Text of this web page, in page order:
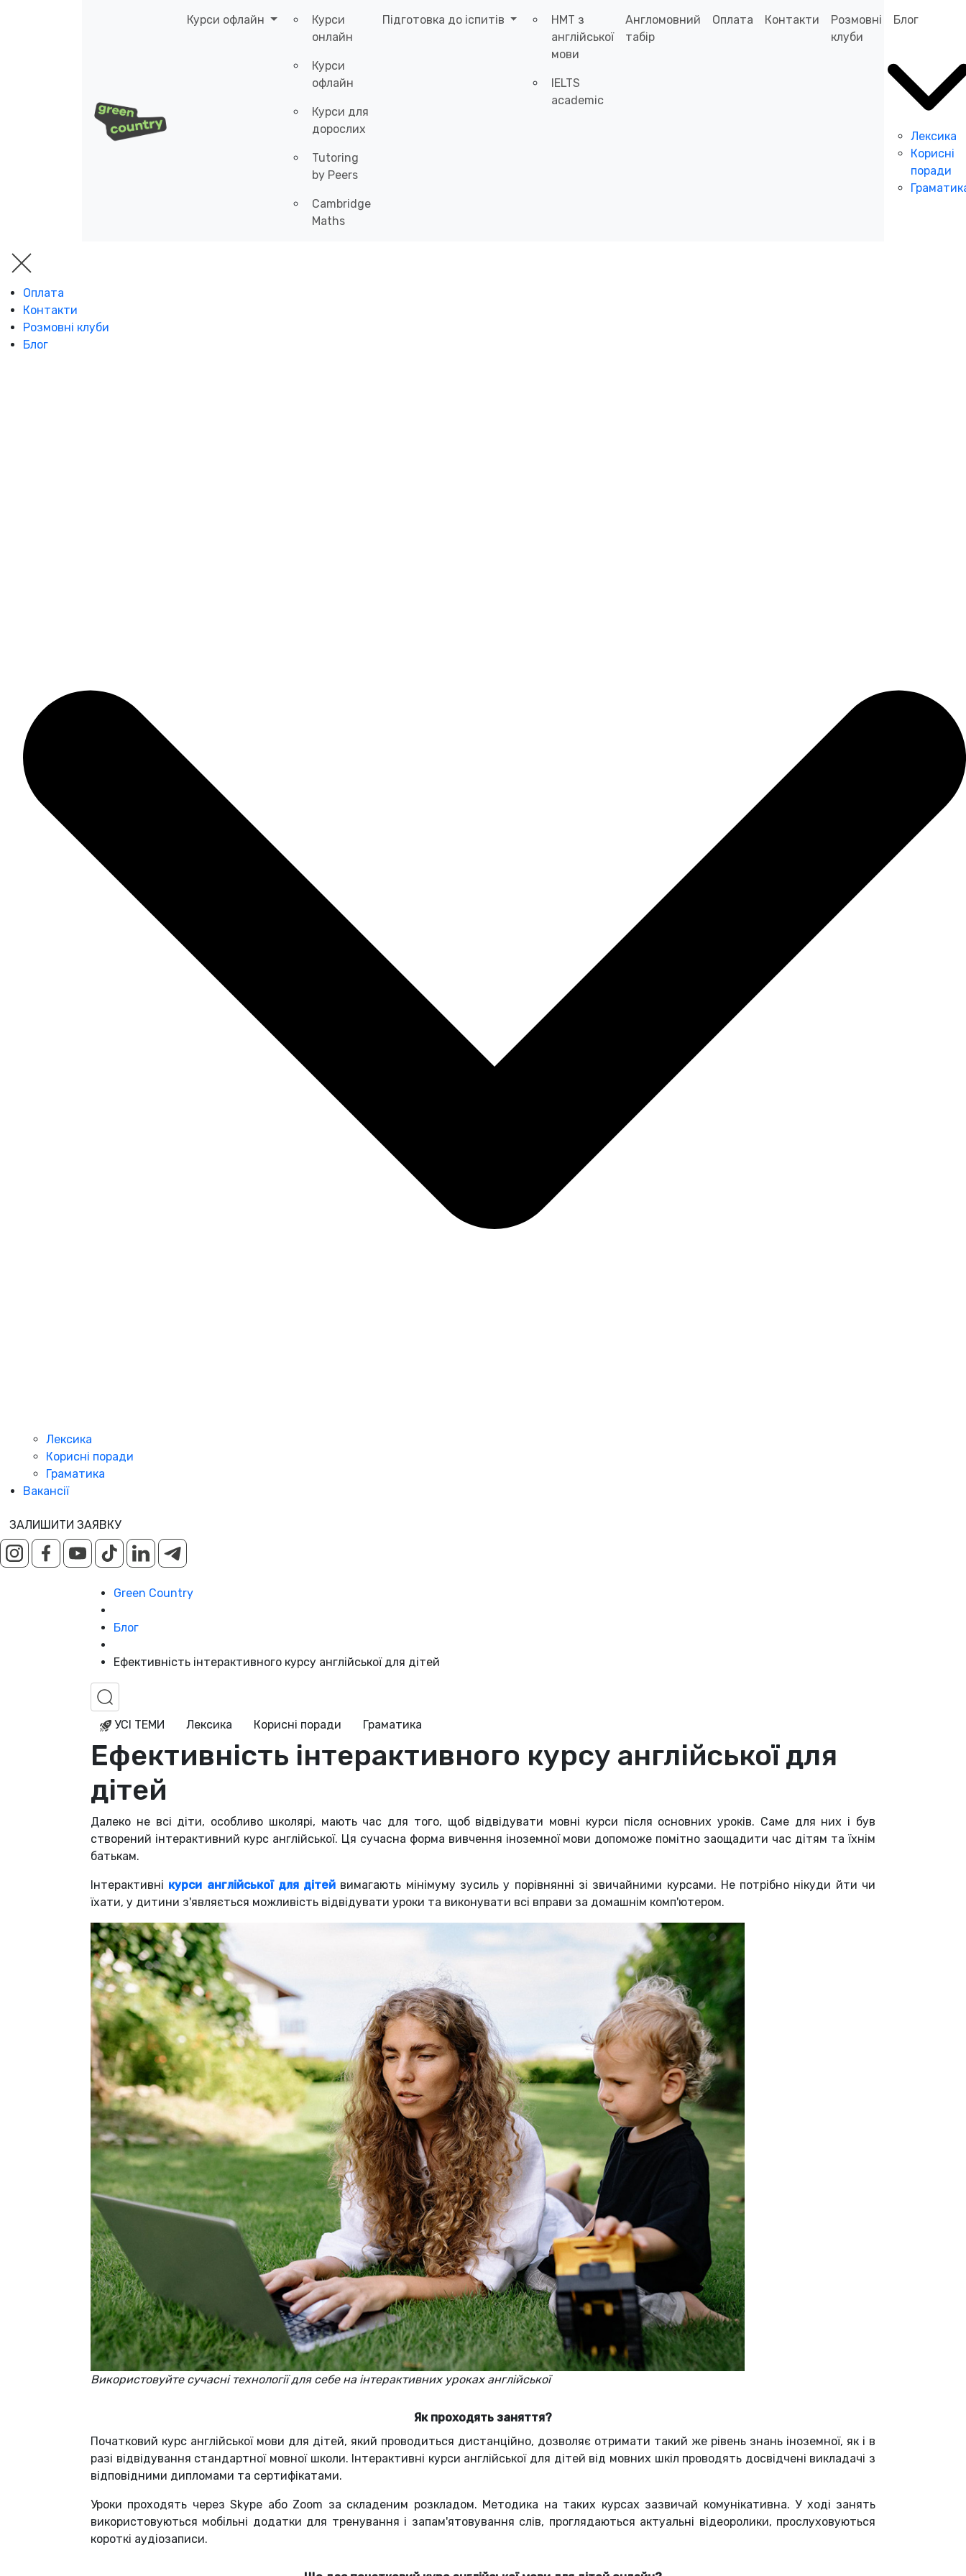
Курси офлайн
Курси
онлайн
Курси
офлайн
Курси для
дорослих
Tutoring
by Peers
Cambridge
Maths
Підготовка до іспитів
НМТ з
англійської
мови
IELTS
academic
Англомовний
табір
Оплата Контакти
Розмовні
клуби
Блог
Лексика
Корисні
поради
Оплата
Контакти
Розмовні клуби
Блог
Лексика
Корисні поради
Граматика
Вакансії
ЗАЛИШИТИ ЗАЯВКУ
Green Country
Блог
Ефективність інтерактивного курсу англійської для дітей
УСІ ТЕМИ Лексика Корисні поради Граматика
Ефективність інтерактивного курсу англійської для
дітей
Далеко не всі діти, особливо школярі, мають час для того, щоб відвідувати мовні курси після основних уроків. Саме для них і був
створений інтерактивний курс англійської. Ця сучасна форма вивчення іноземної мови допоможе помітно заощадити час дітям та їхнім
батькам.
Інтерактивні курси англійської для дітей вимагають мінімуму зусиль у порівнянні зі звичайними курсами. Не потрібно нікуди йти чи
їхати, у дитини з'являється можливість відвідувати уроки та виконувати всі вправи за домашнім комп'ютером.
Використовуйте сучасні технології для себе на інтерактивних уроках англійської
Як проходять заняття?
Початковий курс англійської мови для дітей, який проводиться дистанційно, дозволяє отримати такий же рівень знань іноземної, як і в
разі відвідування стандартної мовної школи. Інтерактивні курси англійської для дітей від мовних шкіл проводять досвідчені викладачі з
відповідними дипломами та сертифікатами.
Уроки проходять через Skype або Zoom за складеним розкладом. Методика на таких курсах зазвичай комунікативна. У ході занять
використовуються мобільні додатки для тренування і запам'ятовування слів, проглядаються актуальні відеоролики, прослуховуються
короткі аудіозаписи.